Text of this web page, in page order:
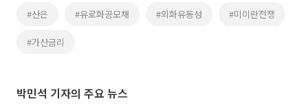
#산은 #유로화공모채 #외화유동성 #미이란전쟁
#가산금리
박민석 기자의 주요 뉴스